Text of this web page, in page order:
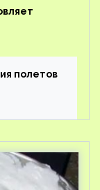
полетов